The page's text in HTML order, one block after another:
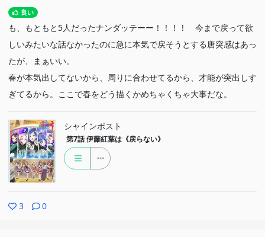
良い
も、もともと5人だったナンダッテーー！！！！ 今まで戻って欲
しいみたいな話なかったのに急に本気で戻そうとする唐突感はあっ
たが、まぁいい。
春が本気出してないから、周りに合わせてるから、才能が突出しす
ぎてるから。ここで春をどう描くかめちゃくちゃ大事だな。
シャインポスト
第7話 伊藤紅葉は《戻らない》
3 0